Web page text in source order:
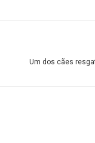
Um dos cães